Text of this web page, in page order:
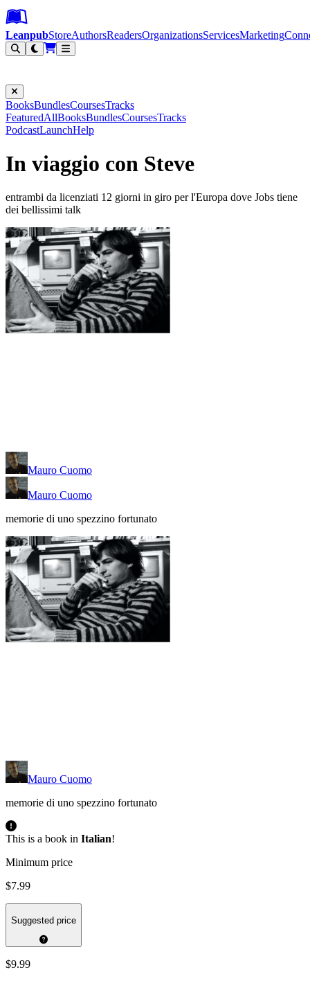
Leanpub Header
Leanpub Navigation
Skip to main content
Go to Leanpub.com
LeanpubStoreAuthorsReadersOrganizationsServicesMarketing
BooksBundlesCoursesTracks
FeaturedAllBooksBundlesCoursesTracks
PodcastLaunchHelp
In viaggio con Steve
entrambi da licenziati 12 giorni in giro per l'Europa dove Jobs tiene
dei bellissimi talk
Mauro Cuomo
Mauro Cuomo
memorie di uno spezzino fortunato
Mauro Cuomo
memorie di uno spezzino fortunato
This is a book in Italian!
Minimum price
$7.99
Suggested price
$9.99